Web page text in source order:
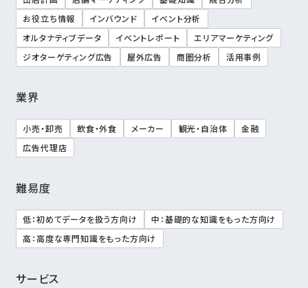
お役立ち情報
インバウンド
イベント分析
オルタナティブデータ
イベントレポート
エリアマーケティング
ジオターゲティング広告
屋外広告 商圏分析 活用事例
業界
小売・卸売 飲食・外食 メーカー 観光・自治体
金融
広告代理店
難易度
低：初めてデータを扱う方向け
中：基礎的な知識をもった方向け
高：高度な専門知識をもった方向け
サービス